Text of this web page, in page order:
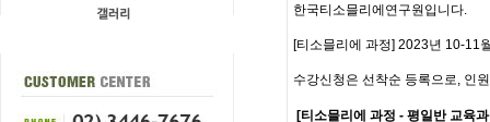
한국티소믈리에연구원입니다.
[티소믈리에 과정] 2023년 10-11
수강신청은 선착순 등록으로, 인
[티소믈리에 과정 - 평일반 교육